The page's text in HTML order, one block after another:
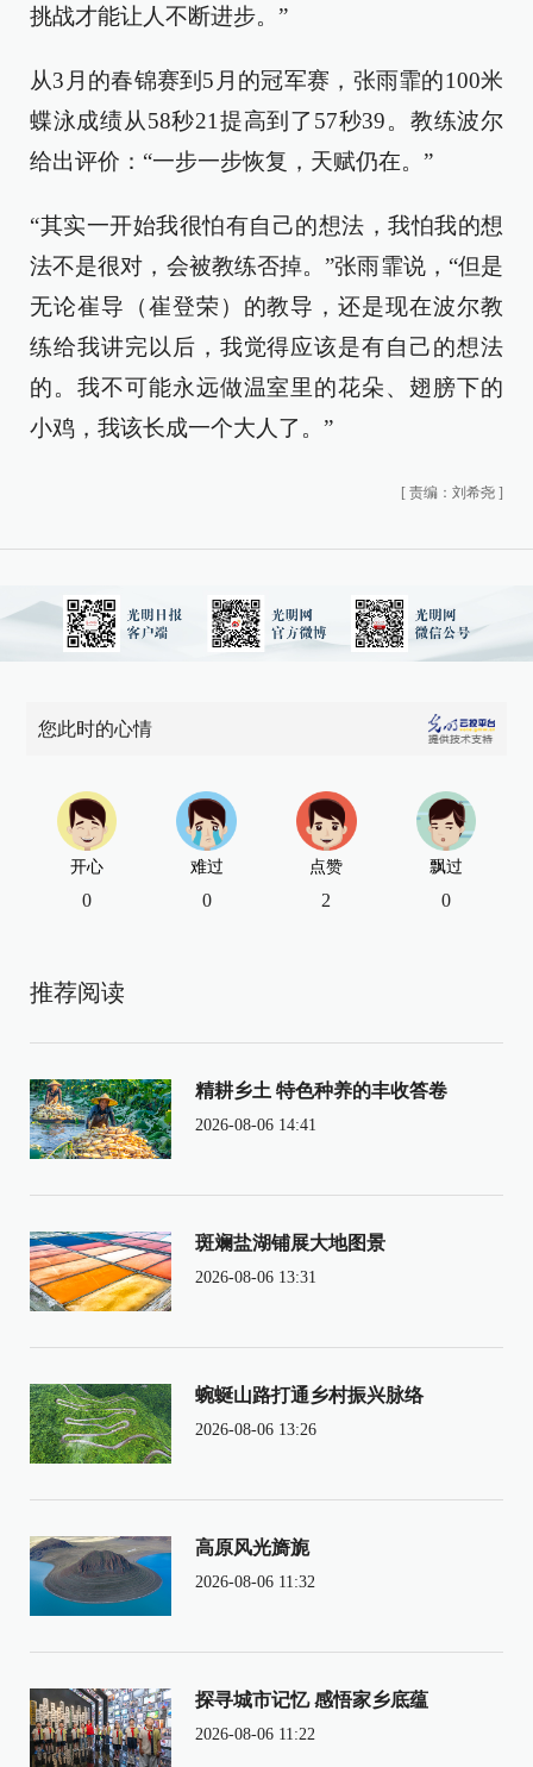
挑战才能让人不断进步。”
从3月的春锦赛到5月的冠军赛，张雨霏的100米
蝶泳成绩从58秒21提高到了57秒39。教练波尔
给出评价：“一步一步恢复，天赋仍在。”
“其实一开始我很怕有自己的想法，我怕我的想
法不是很对，会被教练否掉。”张雨霏说，“但是
无论崔导（崔登荣）的教导，还是现在波尔教
练给我讲完以后，我觉得应该是有自己的想法
的。我不可能永远做温室里的花朵、翅膀下的
小鸡，我该长成一个大人了。”
[ 责编：刘希尧 ]
您此时的心情
开心
0
难过
0
点赞
2
飘过
0
推荐阅读
精耕乡土 特色种养的丰收答卷
2026-08-06 14:41
斑斓盐湖铺展大地图景
2026-08-06 13:31
蜿蜒山路打通乡村振兴脉络
2026-08-06 13:26
高原风光旖旎
2026-08-06 11:32
探寻城市记忆 感悟家乡底蕴
2026-08-06 11:22